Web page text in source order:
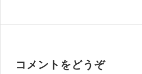
コメントをどうぞ